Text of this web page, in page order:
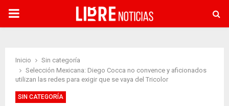
PRIMARY
Inicio
Sin categoría
Selección Mexicana: Diego Cocca no convence y aficionados
utilizan las redes para exigir que se vaya del Tricolor
SIN CATEGORÍA